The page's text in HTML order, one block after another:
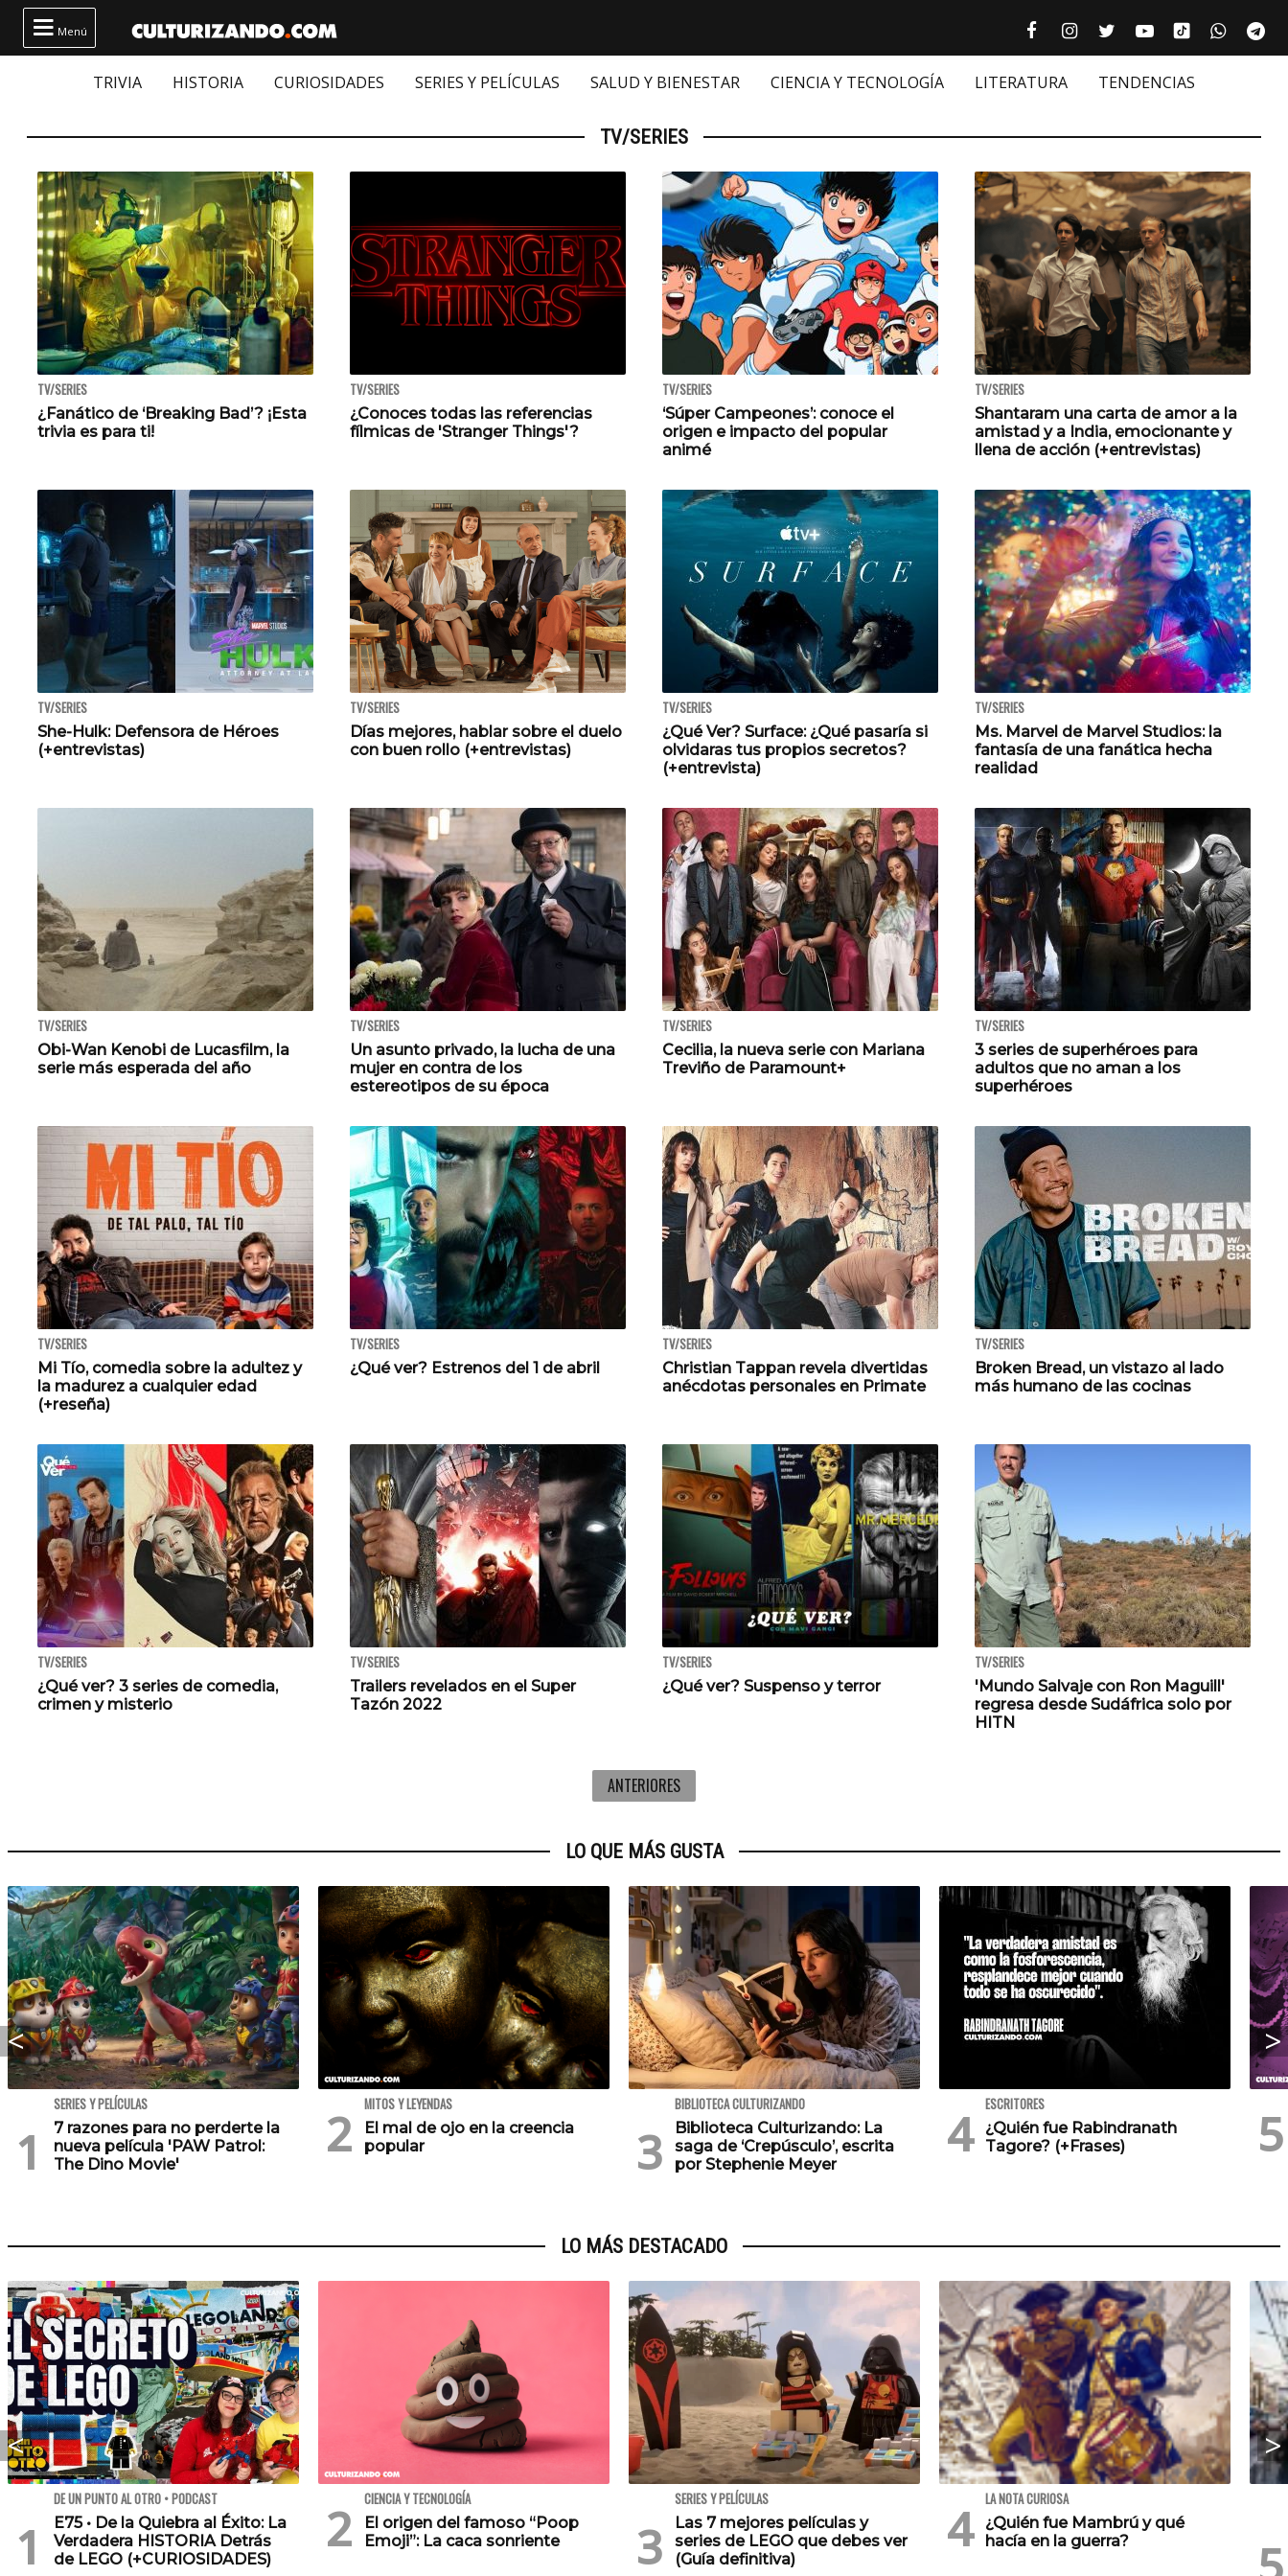
 Menú  Facebook culturizando.com |
 Instagram
 Twitter
 Youtube
Tiktok
 
TRIVIA HISTORIA CURIOSIDADES SERIES Y PELÍCULAS SALUD Y BIENESTAR CIENCIA Y TECNOLOGÍA LITERATURA TENDENCIAS
TV/SERIES
TV/SERIES
¿Fanático de ‘Breaking Bad’? ¡Esta
trivia es para ti!
TV/SERIES
¿Conoces todas las referencias
fílmicas de 'Stranger Things'?
TV/SERIES
‘Súper Campeones’: conoce el
origen e impacto del popular
animé
TV/SERIES
Shantaram una carta de amor a la
amistad y a India, emocionante y
llena de acción (+entrevistas)
TV/SERIES
She-Hulk: Defensora de Héroes
(+entrevistas)
TV/SERIES
Días mejores, hablar sobre el duelo
con buen rollo (+entrevistas)
TV/SERIES
¿Qué Ver? Surface: ¿Qué pasaría si
olvidaras tus propios secretos?
(+entrevista)
TV/SERIES
Ms. Marvel de Marvel Studios: la
fantasía de una fanática hecha
realidad
TV/SERIES
Obi-Wan Kenobi de Lucasfilm, la
serie más esperada del año
TV/SERIES
Un asunto privado, la lucha de una
mujer en contra de los
estereotipos de su época
TV/SERIES
Cecilia, la nueva serie con Mariana
Treviño de Paramount+
TV/SERIES
3 series de superhéroes para
adultos que no aman a los
superhéroes
TV/SERIES
Mi Tío, comedia sobre la adultez y
la madurez a cualquier edad
(+reseña)
TV/SERIES
¿Qué ver? Estrenos del 1 de abril
TV/SERIES
Christian Tappan revela divertidas
anécdotas personales en Primate
TV/SERIES
Broken Bread, un vistazo al lado
más humano de las cocinas
TV/SERIES
¿Qué ver? 3 series de comedia,
crimen y misterio
TV/SERIES
Trailers revelados en el Super
Tazón 2022
TV/SERIES
¿Qué ver? Suspenso y terror
TV/SERIES
'Mundo Salvaje con Ron Maguill'
regresa desde Sudáfrica solo por
HITN
ANTERIORES
LO QUE MÁS GUSTA
SERIES Y PELÍCULAS
7 razones para no perderte la
nueva película 'PAW Patrol:
The Dino Movie'
MITOS Y LEYENDAS
El mal de ojo en la creencia
popular
BIBLIOTECA CULTURIZANDO
Biblioteca Culturizando: La
saga de ‘Crepúsculo’, escrita
por Stephenie Meyer
ESCRITORES
¿Quién fue Rabindranath
Tagore? (+Frases)
LO MÁS DESTACADO
DE UN PUNTO AL OTRO • PODCAST
E75 • De la Quiebra al Éxito: La
Verdadera HISTORIA Detrás
de LEGO (+CURIOSIDADES)
CIENCIA Y TECNOLOGÍA
El origen del famoso “Poop
Emoji”: La caca sonriente
SERIES Y PELÍCULAS
Las 7 mejores películas y
series de LEGO que debes ver
(Guía definitiva)
LA NOTA CURIOSA
¿Quién fue Mambrú y qué
hacía en la guerra?